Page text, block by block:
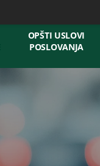
OPŠTI USLOVI
POSLOVANJA